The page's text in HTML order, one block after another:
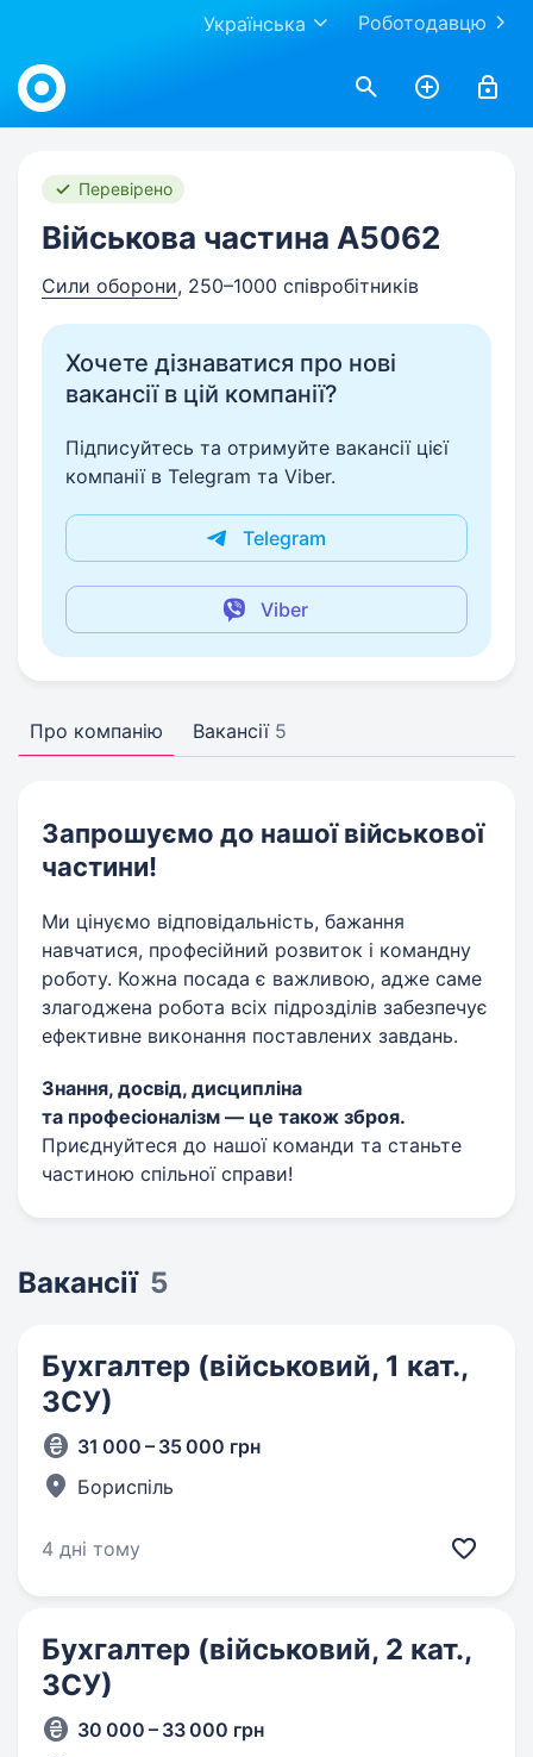
Роботодавцю
Українська
Work.ua
Перевірено
Військова частина А5062
Сили оборони, 250–1000 співробітників
Хочете дізнаватися про нові
вакансії в цій компанії?
Підписуйтесь та отримуйте вакансії цієї
компанії в Telegram та Viber.
Telegram
Viber
Про компанію Вакансії 5
Запрошуємо до нашої військової
частини!
Ми цінуємо відповідальність, бажання
навчатися, професійний розвиток і командну
роботу. Кожна посада є важливою, адже саме
злагоджена робота всіх підрозділів забезпечує
ефективне виконання поставлених завдань.
Знання, досвід, дисципліна
та професіоналізм — це також зброя.
Приєднуйтеся до нашої команди та станьте
частиною спільної справи!
Вакансії 5
Бухгалтер (військовий, 1 кат.,
ЗСУ)
31 000 – 35 000 грн
Бориспіль
4 дні тому
Бухгалтер (військовий, 2 кат.,
ЗСУ)
30 000 – 33 000 грн